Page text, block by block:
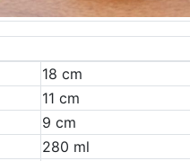
18 cm
11 cm
9 cm
280 ml